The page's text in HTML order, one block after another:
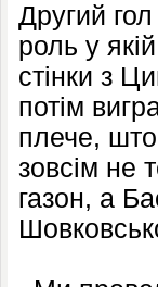
Другий гол
роль у
стінки з
потім
плече,
зовсім не
газон, а